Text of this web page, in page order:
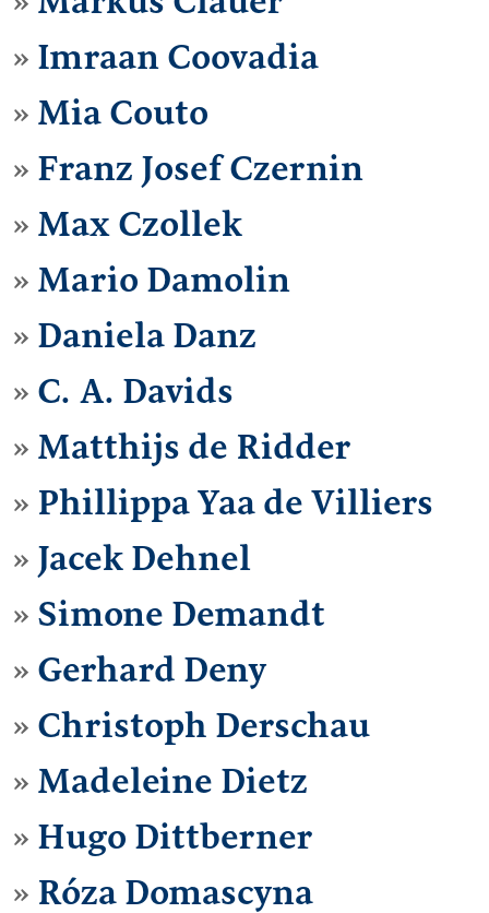
Imraan Coovadia
Mia Couto
Franz Josef Czernin
Max Czollek
Mario Damolin
Daniela Danz
C. A. Davids
Matthijs de Ridder
Phillippa Yaa de Villiers
Jacek Dehnel
Simone Demandt
Gerhard Deny
Christoph Derschau
Madeleine Dietz
Hugo Dittberner
Róza Domascyna